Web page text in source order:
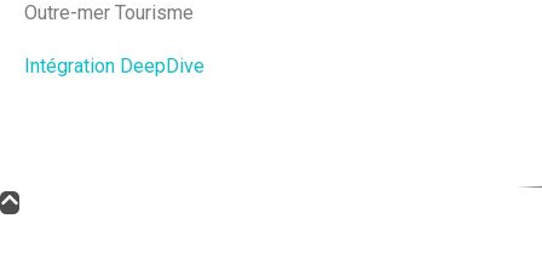
Outre-mer Tourisme
Intégration DeepDive